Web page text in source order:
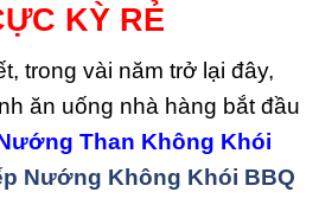
KỲ RẺ
trong vài năm trở lại đây,
ăn uống nhà hàng bắt đầu
Than Không Khói
Nướng Không Khói BBQ